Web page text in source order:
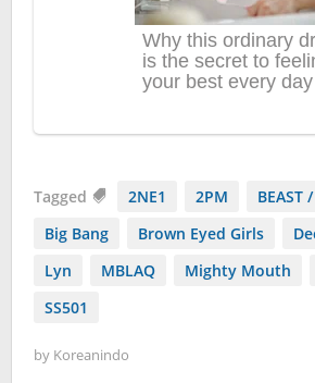
Tagged 2NE1 2PM
BEAST
Big Bang
Brown Eyed Girls
Lyn
MBLAQ Mighty Mouth
SS501
by Koreanindo